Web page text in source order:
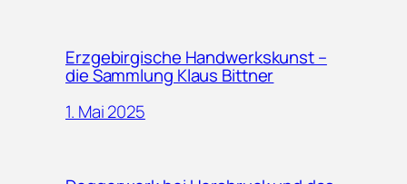
Erzgebirgische Handwerkskunst –
die Sammlung Klaus Bittner
1. Mai 2025